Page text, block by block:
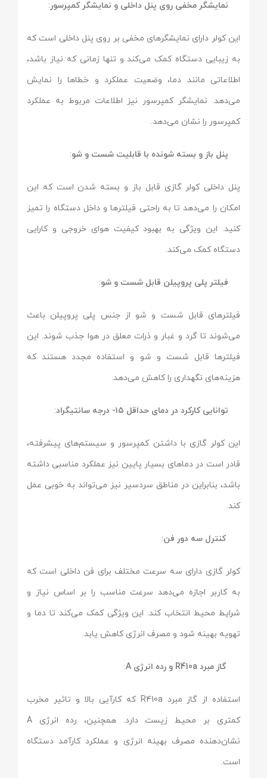
نمایشگر مخفی روی پنل داخلی و نمایشگر کمپرسور:
این کولر دارای نمایشگرهای مخفی بر روی پنل داخلی است که
به زیبایی دستگاه کمک می‌کند و تنها زمانی که نیاز باشد،
اطلاعاتی مانند دما، وضعیت عملکرد و خطاها را نمایش
می‌دهد. نمایشگر کمپرسور نیز اطلاعات مربوط به عملکرد
کمپرسور را نشان می‌دهد.
پنل باز و بسته شونده با قابلیت شست و شو:
پنل داخلی کولر گازی قابل باز و بسته شدن است که این
امکان را می‌دهد تا به راحتی فیلترها و داخل دستگاه را تمیز
کنید. این ویژگی به بهبود کیفیت هوای خروجی و کارایی
دستگاه کمک می‌کند.
فیلتر پلی پروپیلن قابل شست و شو:
فیلترهای قابل شست و شو از جنس پلی پروپیلن باعث
می‌شوند تا گرد و غبار و ذرات معلق در هوا جذب شوند. این
فیلترها قابل شست و شو و استفاده مجدد هستند که
هزینه‌های نگهداری را کاهش می‌دهد.
توانایی کارکرد در دمای حداقل ۱۵- درجه سانتیگراد :
این کولر گازی با داشتن کمپرسور و سیستم‌های پیشرفته،
قادر است در دماهای بسیار پایین نیز عملکرد مناسبی داشته
باشد، بنابراین در مناطق سردسیر نیز می‌تواند به خوبی عمل
کند.
کنترل سه دور فن:
کولر گازی دارای سه سرعت مختلف برای فن داخلی است که
به کاربر اجازه می‌دهد سرعت مناسب را بر اساس نیاز و
شرایط محیط انتخاب کند. این ویژگی کمک می‌کند تا دما و
تهویه بهینه شود و مصرف انرژی کاهش یابد.
گاز مبرد R410a و رده انرژی A :
استفاده از گاز مبرد R410a که کارآیی بالا و تاثیر مخرب
کمتری بر محیط زیست دارد. همچنین، رده انرژی A
نشان‌دهنده مصرف بهینه انرژی و عملکرد کارآمد دستگاه
است.